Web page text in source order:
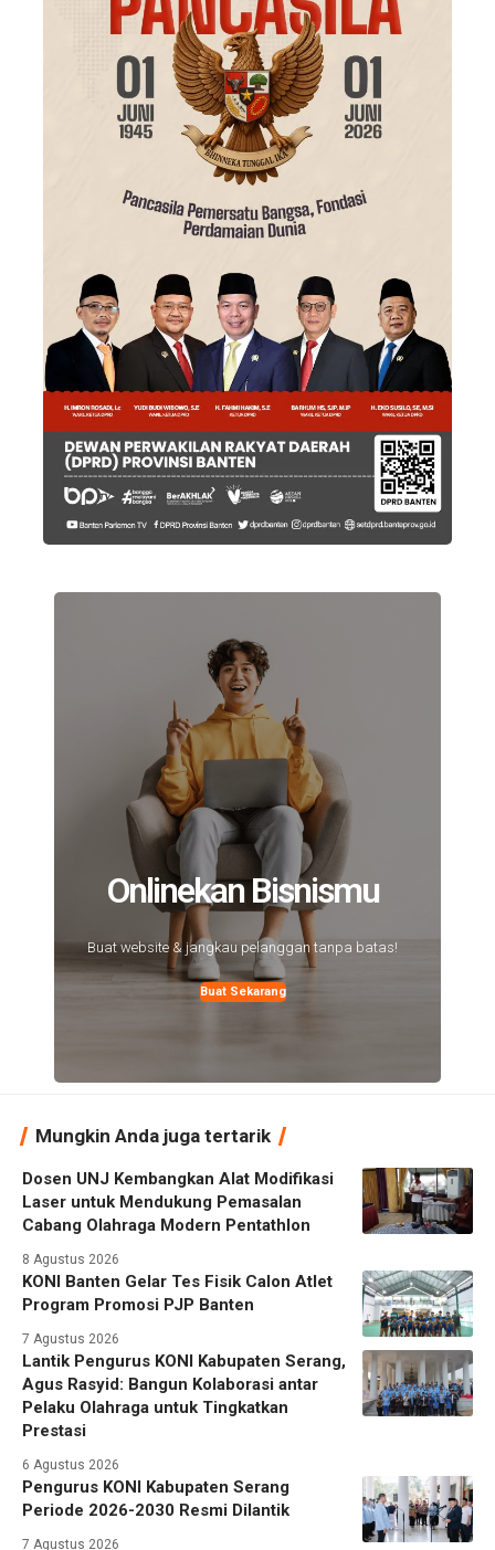
Onlinekan Bisnismu
Buat website & jangkau pelanggan tanpa batas!
Buat Sekarang
Mungkin Anda juga tertarik
Dosen UNJ Kembangkan Alat Modifikasi
Laser untuk Mendukung Pemasalan
Cabang Olahraga Modern Pentathlon
8 Agustus 2026
KONI Banten Gelar Tes Fisik Calon Atlet
Program Promosi PJP Banten
7 Agustus 2026
Lantik Pengurus KONI Kabupaten Serang,
Agus Rasyid: Bangun Kolaborasi antar
Pelaku Olahraga untuk Tingkatkan
Prestasi
6 Agustus 2026
Pengurus KONI Kabupaten Serang
Periode 2026-2030 Resmi Dilantik
7 Agustus 2026